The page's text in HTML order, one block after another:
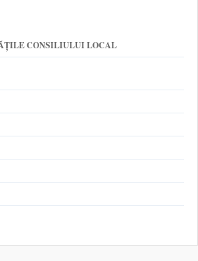
CONSILIULUI LOCAL